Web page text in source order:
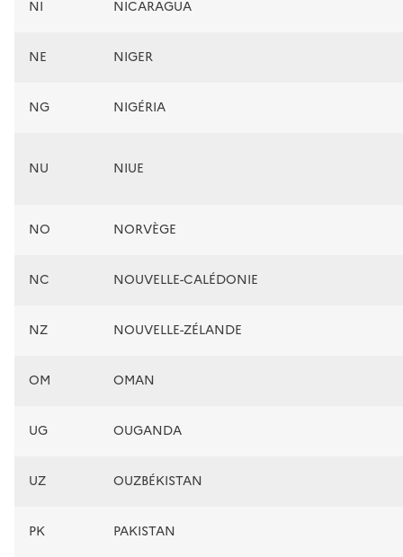
NI NICARAGUA
NE NIGER
NG NIGÉRIA
NU NIUE
NO NORVÈGE
NC NOUVELLE-CALÉDONIE
NZ NOUVELLE-ZÉLANDE
OM OMAN
UG OUGANDA
UZ OUZBÉKISTAN
PK PAKISTAN